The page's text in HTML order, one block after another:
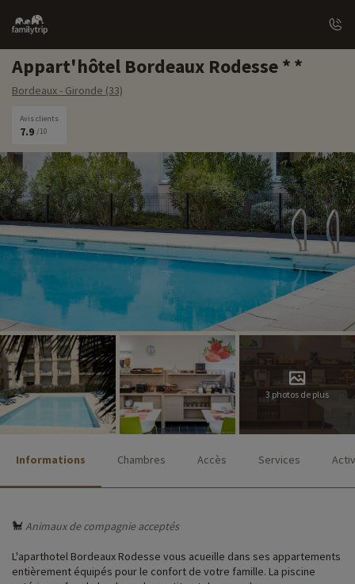
Family
trip
Appart'hôtel Bordeaux Rodesse
Bordeaux - Gironde (33)
Avis clients
7.9 /10
3 photos de plus
Informations Chambres Accès Services
🐩 Animaux de compagnie acceptés
L'aparthotel Bordeaux Rodesse vous acueille dans ses appartements
entièrement équipés pour le confort de votre famille. La piscine